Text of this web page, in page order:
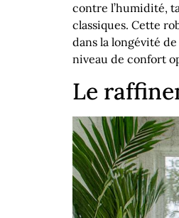
contre l’humidité,
classiques. Cette
dans la longévité
niveau de confort
Le